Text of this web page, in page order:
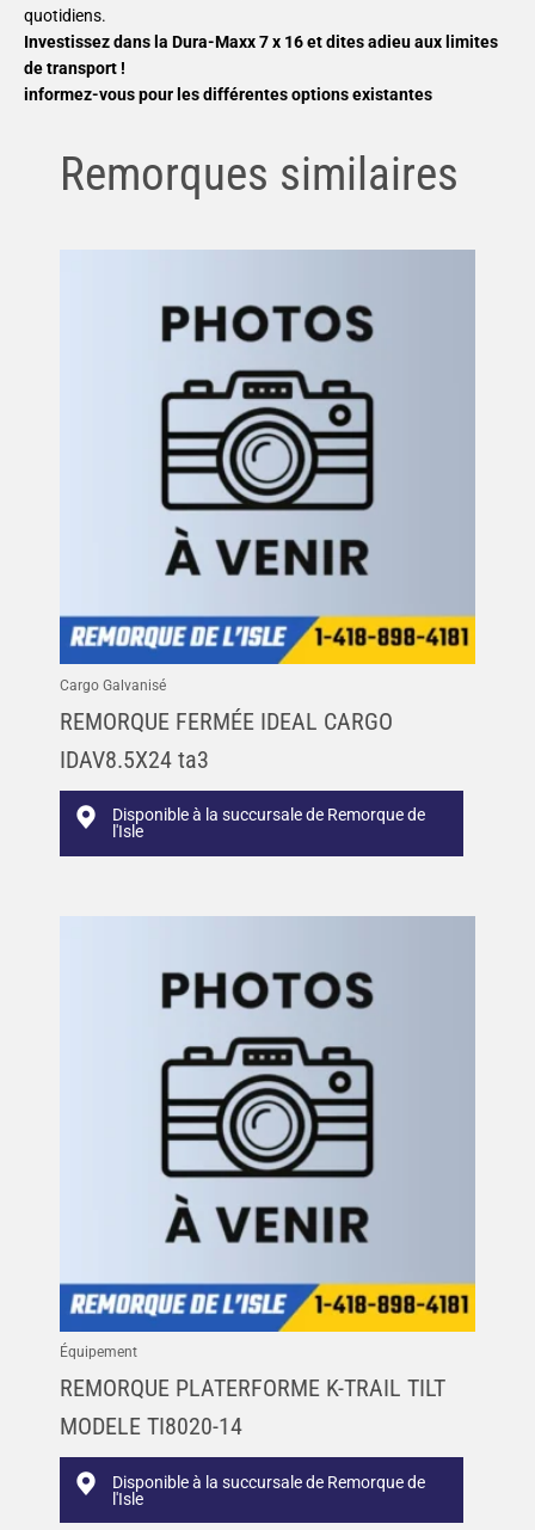
quotidiens.
Investissez dans la Dura-Maxx 7 x 16 et dites adieu aux limites
de transport !
informez-vous pour les différentes options existantes
Remorques similaires
Cargo Galvanisé
REMORQUE FERMÉE IDEAL CARGO
IDAV8.5X24 ta3
Disponible à la succursale de Remorque de
l'Isle
Équipement
REMORQUE PLATERFORME K-TRAIL TILT
MODELE TI8020-14
Disponible à la succursale de Remorque de
l'Isle